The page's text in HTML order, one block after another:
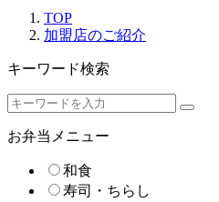
TOP
加盟店のご紹介
キーワード検索
お弁当メニュー
和食
寿司・ちらし